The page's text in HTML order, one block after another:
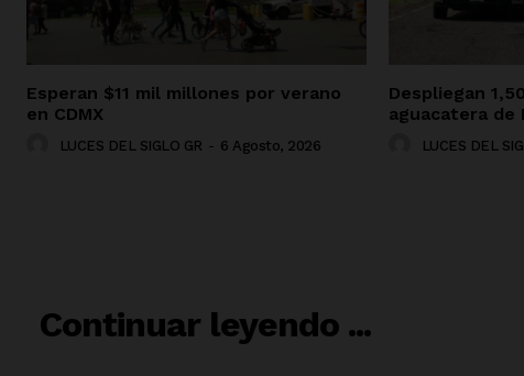
Esperan $11 mil millones por verano
en CDMX
LUCES DEL SIGLO GR - 6 Agosto, 2026
Despliegan
aguacatera de
LUCES DEL
Continuar leyendo ...